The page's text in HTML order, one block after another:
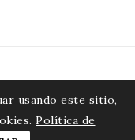
usando este sitio,
Política de
Raposo. S.A.